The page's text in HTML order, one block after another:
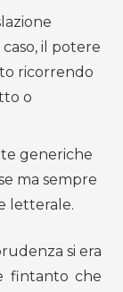
il potere
ricorrendo
o
generiche
ma sempre
letterale.
si era
fintanto che